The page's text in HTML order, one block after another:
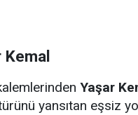
Kemal
Yaşar
yansıtan eşsiz